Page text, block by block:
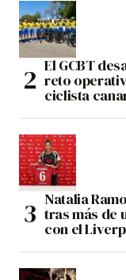
El GCBT
reto
ciclista
Natalia
tras más de
con el